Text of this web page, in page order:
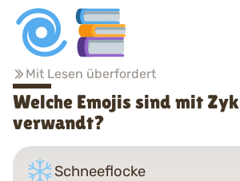
Mit Lesen überfordert
Welche Emojis sind mit
verwandt?
Schneeflocke